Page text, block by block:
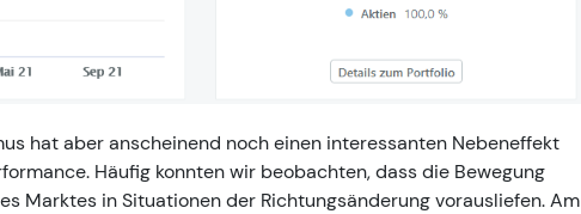
hat aber anscheinend noch einen interessanten Nebeneffekt
Häufig konnten wir beobachten, dass die Bewegung
Marktes in Situationen der Richtungsänderung vorausliefen. Am